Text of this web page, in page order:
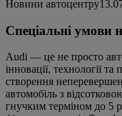
Новини автоцентру
Спеціальні умови
Audi — це не просто
інновації, технології
створення
автомобіль з
гнучким терміном до 5